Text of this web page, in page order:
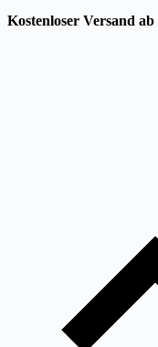
Kostenloser Versand ab